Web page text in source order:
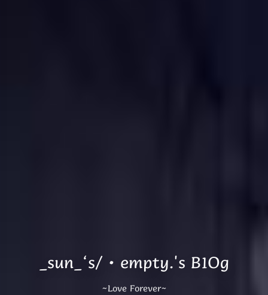
_sun_‘s/·empty.'s B1Og
~Love Forever~